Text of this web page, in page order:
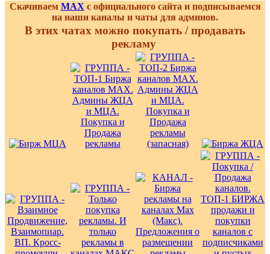
Скачиваем MAX с официального сайта и подписываемся
на наши каналы и чаты для админов.
В этих чатах можно покупать / продавать
рекламу